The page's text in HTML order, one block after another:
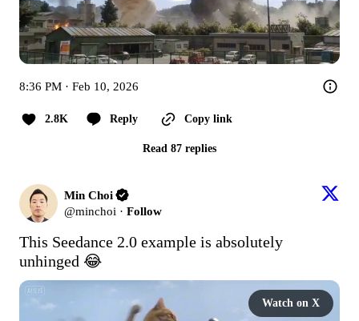
8:36 PM · Feb 10, 2026
2.8K Reply Copy link
Read 87 replies
Min Choi
@minchoi · Follow
This Seedance 2.0 example is absolutely
unhinged 😂
Watch on X